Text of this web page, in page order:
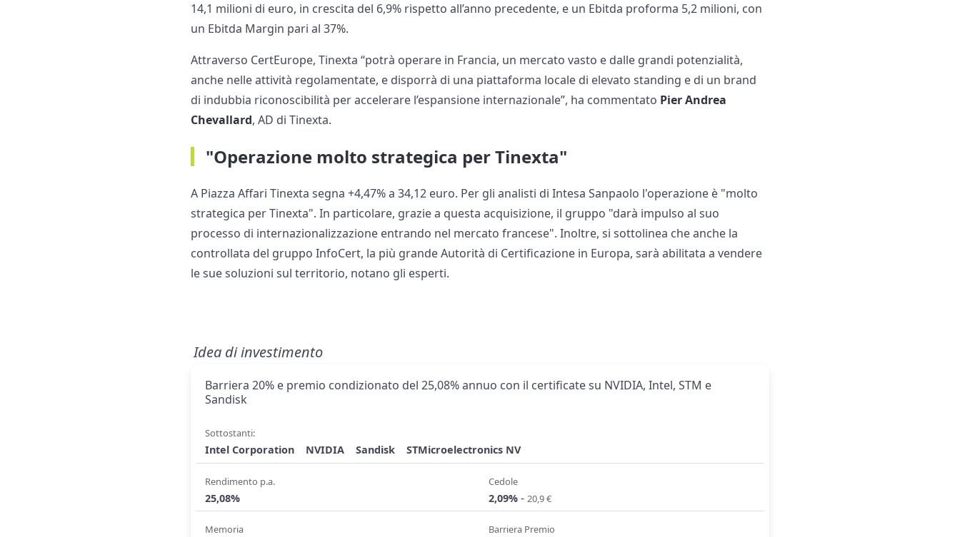
14,1 milioni di euro, in crescita del 6,9% rispetto all’anno precedente, e un Ebitda proforma 5,2 milioni, con
un Ebitda Margin pari al 37%.
Attraverso CertEurope, Tinexta “potrà operare in Francia, un mercato vasto e dalle grandi potenzialità,
anche nelle attività regolamentate, e disporrà di una piattaforma locale di elevato standing e di un brand
di indubbia riconoscibilità per accelerare l’espansione internazionale”, ha commentato Pier Andrea
Chevallard, AD di Tinexta.
"Operazione molto strategica per Tinexta"
A Piazza Affari Tinexta segna +4,47% a 34,12 euro. Per gli analisti di Intesa Sanpaolo l'operazione è "molto
strategica per Tinexta". In particolare, grazie a questa acquisizione, il gruppo "darà impulso al suo
processo di internazionalizzazione entrando nel mercato francese". Inoltre, si sottolinea che anche la
controllata del gruppo InfoCert, la più grande Autorità di Certificazione in Europa, sarà abilitata a vendere
le sue soluzioni sul territorio, notano gli esperti.
Idea di investimento
Barriera 20% e premio condizionato del 25,08% annuo con il certificate su NVIDIA, Intel, STM e
Sandisk
Sottostanti:
Intel Corporation NVIDIA Sandisk STMicroelectronics NV
Rendimento p.a.
25,08%
Cedole
2,09% - 20,9 €
Memoria Barriera Premio